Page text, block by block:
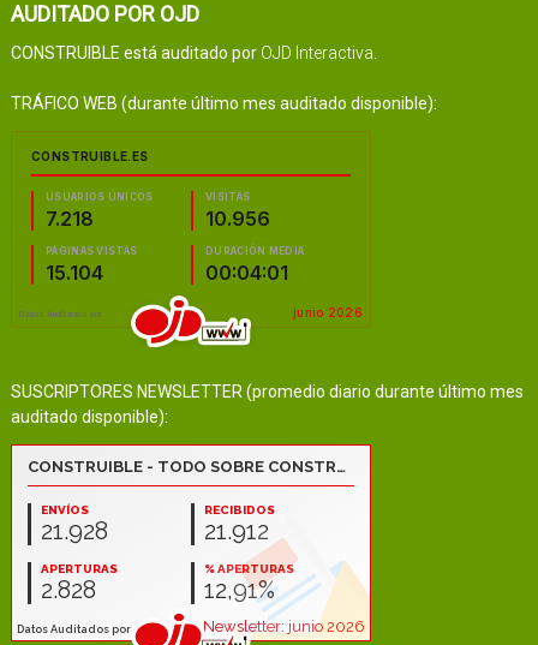
AUDITADO POR OJD
CONSTRUIBLE está auditado por OJD Interactiva.
TRÁFICO WEB (durante último mes auditado disponible):
SUSCRIPTORES NEWSLETTER (promedio diario durante último mes
auditado disponible):